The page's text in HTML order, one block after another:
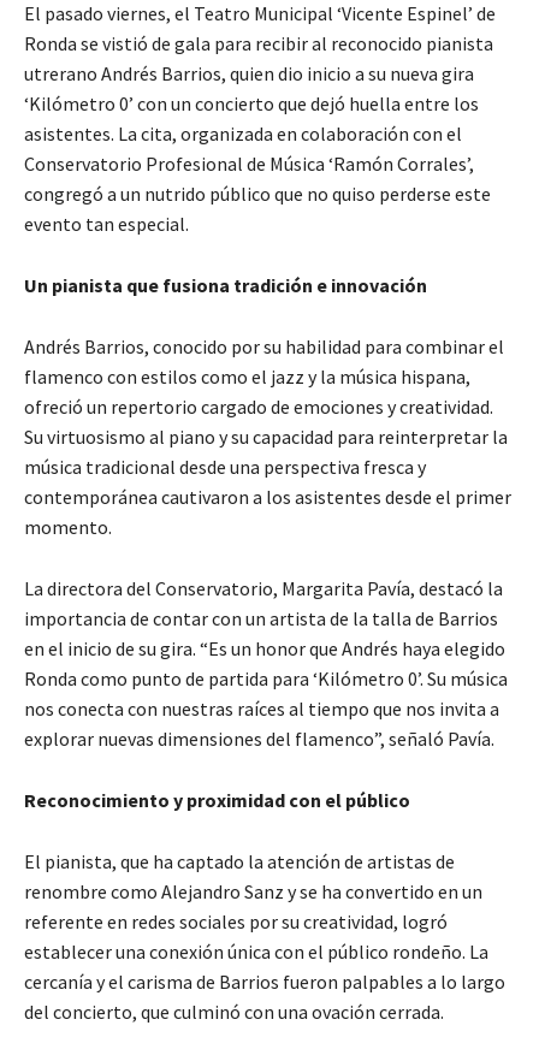
El pasado viernes, el Teatro Municipal ‘Vicente Espinel’ de
Ronda se vistió de gala para recibir al reconocido pianista
utrerano Andrés Barrios, quien dio inicio a su nueva gira
‘Kilómetro 0’ con un concierto que dejó huella entre los
asistentes. La cita, organizada en colaboración con el
Conservatorio Profesional de Música ‘Ramón Corrales’,
congregó a un nutrido público que no quiso perderse este
evento tan especial.
Un pianista que fusiona tradición e innovación
Andrés Barrios, conocido por su habilidad para combinar el
flamenco con estilos como el jazz y la música hispana,
ofreció un repertorio cargado de emociones y creatividad.
Su virtuosismo al piano y su capacidad para reinterpretar la
música tradicional desde una perspectiva fresca y
contemporánea cautivaron a los asistentes desde el primer
momento.
La directora del Conservatorio, Margarita Pavía, destacó la
importancia de contar con un artista de la talla de Barrios
en el inicio de su gira. “Es un honor que Andrés haya elegido
Ronda como punto de partida para ‘Kilómetro 0’. Su música
nos conecta con nuestras raíces al tiempo que nos invita a
explorar nuevas dimensiones del flamenco”, señaló Pavía.
Reconocimiento y proximidad con el público
El pianista, que ha captado la atención de artistas de
renombre como Alejandro Sanz y se ha convertido en un
referente en redes sociales por su creatividad, logró
establecer una conexión única con el público rondeño. La
cercanía y el carisma de Barrios fueron palpables a lo largo
del concierto, que culminó con una ovación cerrada.